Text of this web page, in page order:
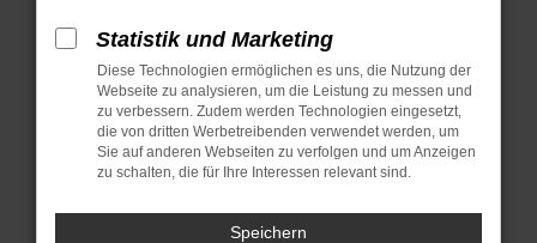
Stelle sicher, dass dein Browser und dein
Betriebssystem auf dem neuesten Stand
sind.
Veraltete Software birgt nicht nur ein
Sicherheitsrisiko, sondern kann auch dazu
mehr unterstützt werden.
Statistik und Marketing
Diese Technologien ermöglichen es uns, die Nutzung der
Webseite zu analysieren, um die Leistung zu messen und
zu verbessern. Zudem werden Technologien eingesetzt,
die von dritten Werbetreibenden verwendet werden, um
Sie auf anderen Webseiten zu verfolgen und um Anzeigen
zu schalten, die für Ihre Interessen relevant sind.
Speichern